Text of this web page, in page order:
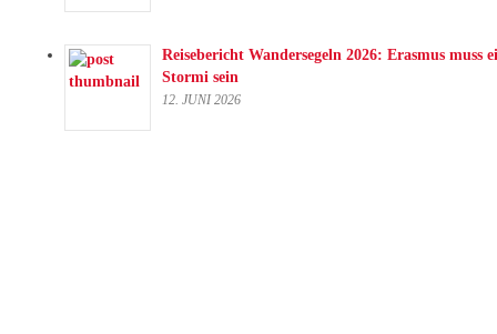
Reisebericht Wandersegeln 2026: Erasmus muss
Stormi sein
12. JUNI 2026